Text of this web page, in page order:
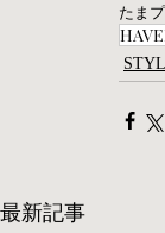
たま
最新記事